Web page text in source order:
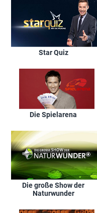
Star Quiz
Die Spielarena
Die große Show der
Naturwunder